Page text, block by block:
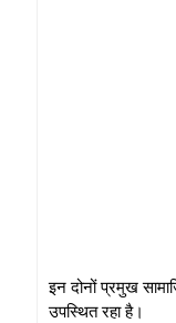
इन दोनों प्रमुख
उपस्थित रहा है।